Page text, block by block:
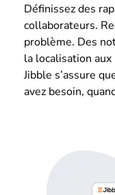
Définissez des
collaborateurs.
problème. Des
la localisation
Jibble s’assure
avez besoin,